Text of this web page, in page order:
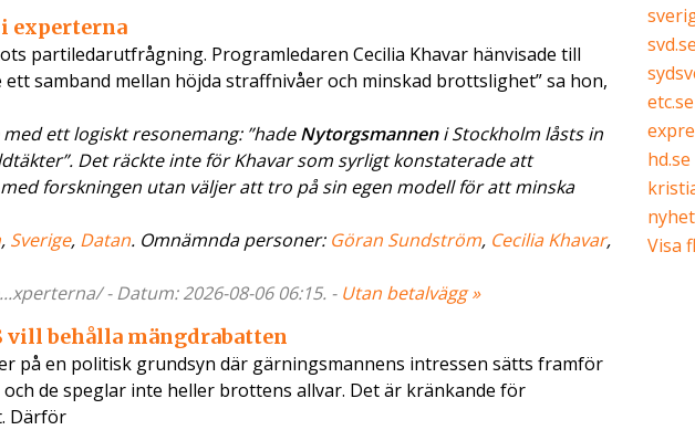
experterna
partiledarutfrågning. Programledaren Cecilia Khavar hänvisade till
samband mellan höjda straffnivåer och minskad brottslighet” sa hon,
ett logiskt resonemang: ”hadeNytorgsmanneni Stockholm låsts in
Det räckte inte för Khavar som syrligt konstaterade att
forskningen utan väljer att tro på sin egen modell för att minska
, Sverige, Datan. Omnämnda personer: Göran Sundström, Cecilia Khavar,
- Datum: 2026-08-06 06:15. - Utan betalvägg »
vill behålla mängdrabatten
på en politisk grundsyn där gärningsmannens intressen sätts framför
de speglar inte heller brottens allvar. Det är kränkande för
Därför
svd.se
etc.se
hd.se
Visa